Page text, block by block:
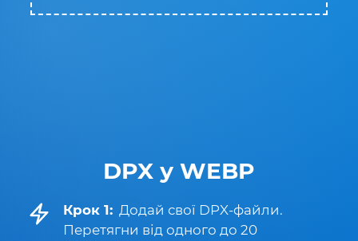
DPX у WEBP
Крок 1: Додай свої DPX-файли.
Перетягни від одного до 20